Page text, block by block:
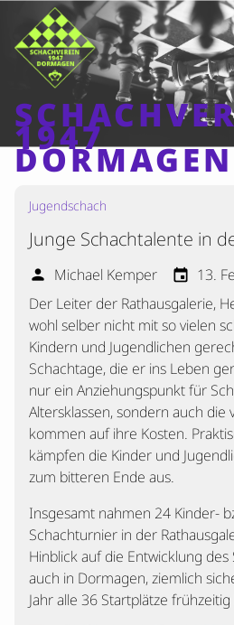
1947
DORMAGEN
Home
Beiträge
Mannschaften
Ranglisten
Termine
Verschiedenes
Kontakt
Jugendschach
Junge Schachtalente in
person Michael Kemper event 13.
Der Leiter der Rathausgalerie,
wohl selber nicht mit so vielen
Kindern und Jugendlichen
Schachtage, die er ins Leben
nur ein Anziehungspunkt für
Altersklassen, sondern auch die
kommen auf ihre Kosten.
kämpfen die Kinder und
zum bitteren Ende aus.
Insgesamt nahmen 24 Kinder-
Schachturnier in der
Hinblick auf die Entwicklung
auch in Dormagen, ziemlich
Jahr alle 36 Startplätze